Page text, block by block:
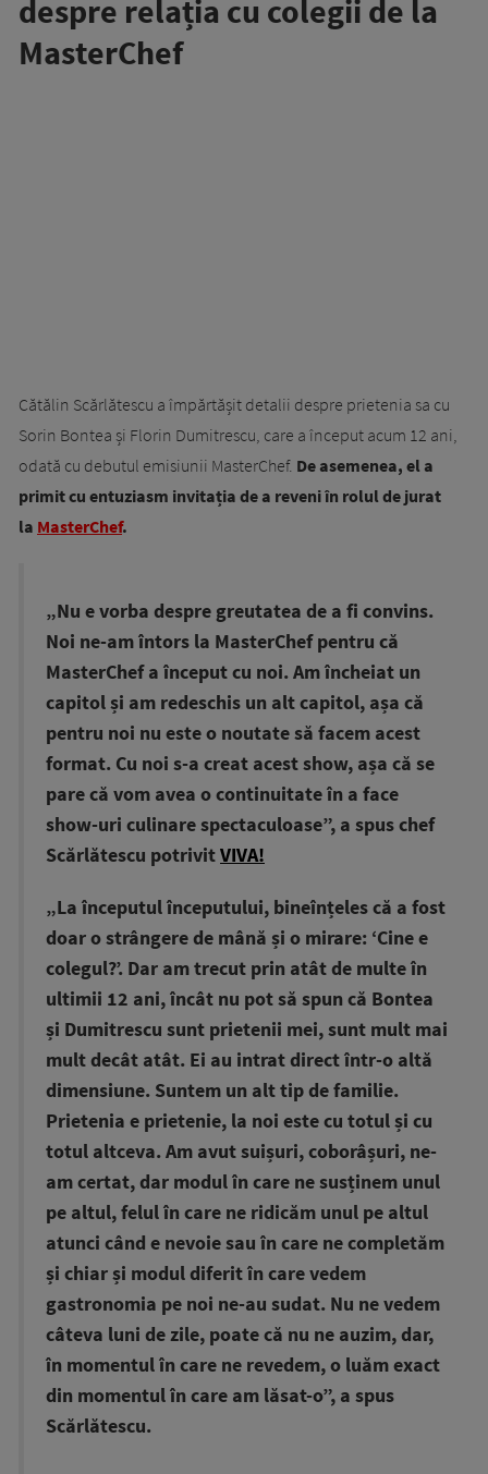
despre relația cu colegii de la
MasterChef
Cătălin Scărlătescu a împărtășit detalii despre prietenia sa cu
Sorin Bontea și Florin Dumitrescu, care a început acum 12 ani,
odată cu debutul emisiunii MasterChef. De asemenea, el a
primit cu entuziasm invitația de a reveni în rolul de jurat
la MasterChef.
„Nu e vorba despre greutatea de a fi convins.
Noi ne-am întors la MasterChef pentru că
MasterChef a început cu noi. Am încheiat un
capitol și am redeschis un alt capitol, așa că
pentru noi nu este o noutate să facem acest
format. Cu noi s-a creat acest show, așa că se
pare că vom avea o continuitate în a face
show-uri culinare spectaculoase”, a spus chef
Scărlătescu potrivitVIVA!
„La începutul începutului, bineînțeles că a fost
doar o strângere de mână și o mirare: ‘Cine e
colegul?’. Dar am trecut prin atât de multe în
ultimii 12 ani, încât nu pot să spun că Bontea
și Dumitrescu sunt prietenii mei, sunt mult mai
mult decât atât. Ei au intrat direct într-o altă
dimensiune. Suntem un alt tip de familie.
Prietenia e prietenie, la noi este cu totul și cu
totul altceva. Am avut suișuri, coborâșuri, ne-
am certat, dar modul în care ne susținem unul
pe altul, felul în care ne ridicăm unul pe altul
atunci când e nevoie sau în care ne completăm
și chiar și modul diferit în care vedem
gastronomia pe noi ne-au sudat. Nu ne vedem
câteva luni de zile, poate că nu ne auzim, dar,
în momentul în care ne revedem, o luăm exact
din momentul în care am lăsat-o”, a spus
Scărlătescu.